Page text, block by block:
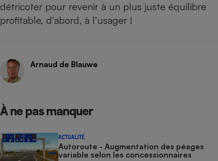
détricoter pour revenir à un plus juste équilibre
profitable, d’abord, à l’usager !
Arnaud de Blauwe
À ne pas manquer
ACTUALITÉ
Autoroute - Augmentation des péages
variable selon les concessionnaires